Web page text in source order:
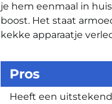
je hem eenmaal in
boost. Het staat
kekke apparaatje
Pros
Heeft een